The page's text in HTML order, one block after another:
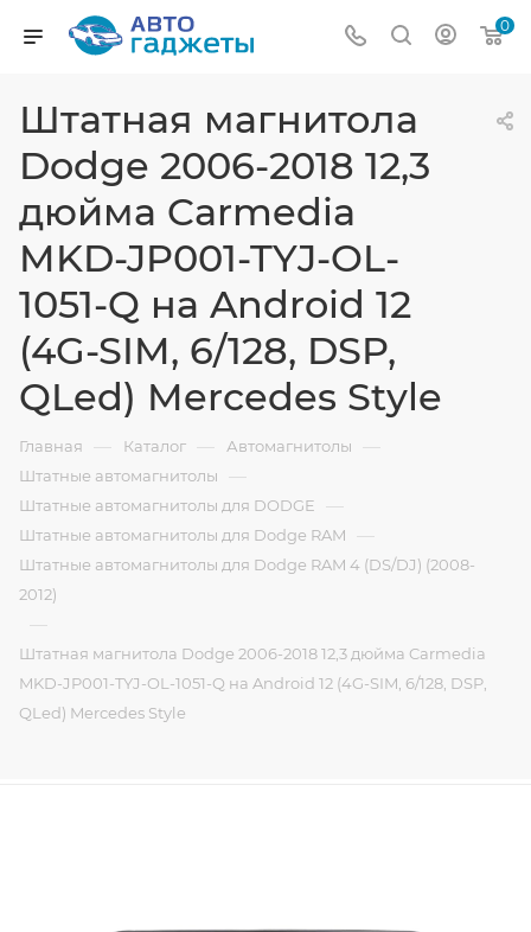
0
Штатная магнитола
Dodge 2006-2018 12,3
дюйма Carmedia
MKD-JP001-TYJ-OL-
1051-Q на Android 12
(4G-SIM, 6/128, DSP,
QLed) Mercedes Style
Главная — Каталог — Автомагнитолы —
Штатные автомагнитолы —
Штатные автомагнитолы для DODGE —
Штатные автомагнитолы для Dodge RAM —
Штатные автомагнитолы для Dodge RAM 4 (DS/DJ) (2008-
2012)
—
Штатная магнитола Dodge 2006-2018 12,3 дюйма Carmedia
MKD-JP001-TYJ-OL-1051-Q на Android 12 (4G-SIM, 6/128, DSP,
QLed) Mercedes Style